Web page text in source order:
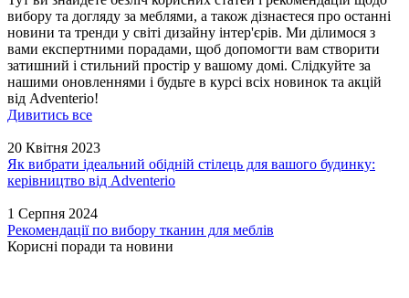
вибору та догляду за меблями, а також дізнаєтеся про останні
новини та тренди у світі дизайну інтер'єрів. Ми ділимося з
вами експертними порадами, щоб допомогти вам створити
затишний і стильний простір у вашому домі. Слідкуйте за
нашими оновленнями і будьте в курсі всіх новинок та акцій
від Adventerio!
Дивитись все
20 Квітня 2023
Як вибрати ідеальний обідній стілець для вашого будинку:
керівництво від Adventerio
1 Серпня 2024
Рекомендації по вибору тканин для меблів
Корисні поради та новини